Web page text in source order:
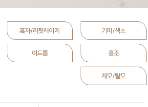
흑자/리팟레이저 기미/색소
여드름 홍조
제모/탈모